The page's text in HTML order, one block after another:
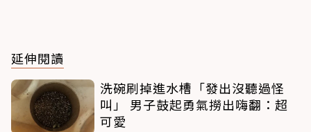
延伸閱讀
洗碗刷掉進水槽「發出沒聽過怪
叫」 男子鼓起勇氣撈出嗨翻：超
可愛